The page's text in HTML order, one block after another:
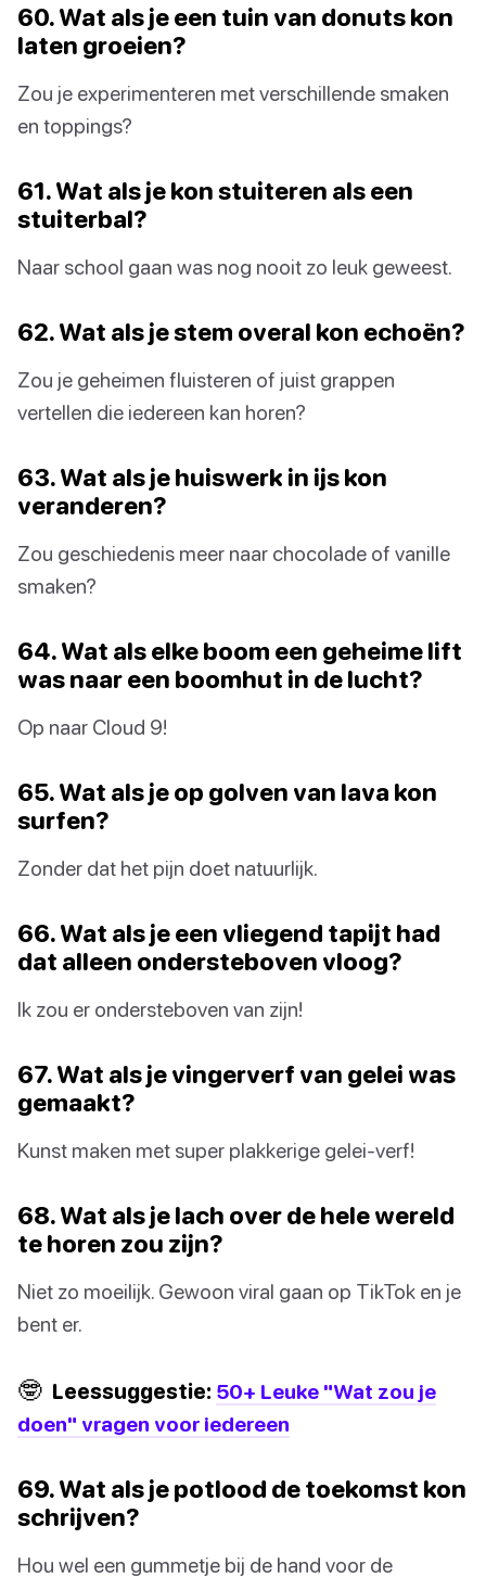
60. Wat als je een tuin van donuts kon
laten groeien?
Zou je experimenteren met verschillende smaken
en toppings?
61. Wat als je kon stuiteren als een
stuiterbal?
Naar school gaan was nog nooit zo leuk geweest.
62. Wat als je stem overal kon echoën?
Zou je geheimen fluisteren of juist grappen
vertellen die iedereen kan horen?
63. Wat als je huiswerk in ijs kon
veranderen?
Zou geschiedenis meer naar chocolade of vanille
smaken?
64. Wat als elke boom een geheime lift
was naar een boomhut in de lucht?
Op naar Cloud 9!
65. Wat als je op golven van lava kon
surfen?
Zonder dat het pijn doet natuurlijk.
66. Wat als je een vliegend tapijt had
dat alleen ondersteboven vloog?
Ik zou er ondersteboven van zijn!
67. Wat als je vingerverf van gelei was
gemaakt?
Kunst maken met super plakkerige gelei-verf!
68. Wat als je lach over de hele wereld
te horen zou zijn?
Niet zo moeilijk. Gewoon viral gaan op TikTok en je
bent er.
🤓 Leessuggestie: 50+ Leuke "Wat zou je
doen" vragen voor iedereen
69. Wat als je potlood de toekomst kon
schrijven?
Hou wel een gummetje bij de hand voor de